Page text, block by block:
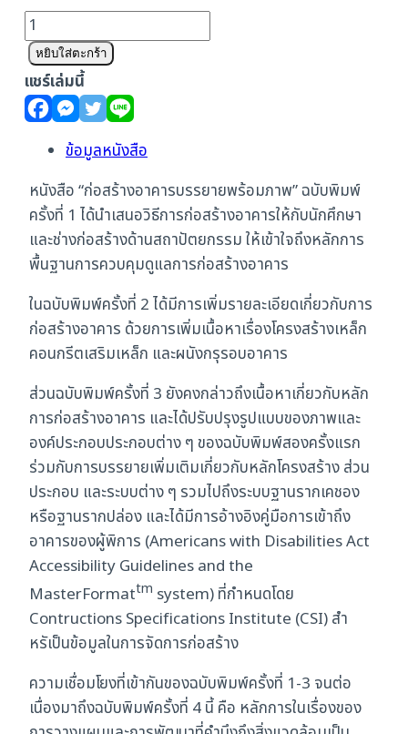
จำนวน
ก่อสร้าง
อาคาร
บรรยาย
พร้อม
ภาพ
หยิบใส่ตะกร้า
แชร์เล่มนี้
ข้อมูลหนังสือ
หนังสือ “ก่อสร้างอาคารบรรยายพร้อมภาพ” ฉบับพิมพ์
ครั้งที่ 1 ได้นำเสนอวิธีการก่อสร้างอาคารให้กับนักศึกษา
และช่างก่อสร้างด้านสถาปัตยกรรม ให้เข้าใจถึงหลักการ
พื้นฐานการควบคุมดูแลการก่อสร้างอาคาร
ในฉบับพิมพ์ครั้งที่ 2 ได้มีการเพิ่มรายละเอียดเกี่ยวกับการ
ก่อสร้างอาคาร ด้วยการเพิ่มเนื้อหาเรื่องโครงสร้างเหล็ก
คอนกรีตเสริมเหล็ก และผนังกรุรอบอาคาร
ส่วนฉบับพิมพ์ครั้งที่ 3 ยังคงกล่าวถึงเนื้อหาเกี่ยวกับหลัก
การก่อสร้างอาคาร และได้ปรับปรุงรูปแบบของภาพและ
องค์ประกอบประกอบต่าง ๆ ของฉบับพิมพ์สองครั้งแรก
ร่วมกับการบรรยายเพิ่มเติมเกี่ยวกับหลักโครงสร้าง ส่วน
ประกอบ และระบบต่าง ๆ รวมไปถึงระบบฐานรากเคชอง
หรือฐานรากปล่อง และได้มีการอ้างอิงคู่มือการเข้าถึง
อาคารของผู้พิการ (Americans with Disabilities Act
Accessibility Guidelines and the
MasterFormattm system) ที่กำหนดโดย
Contructions Specifications Institute (CSI) สำ
หรัเป็นข้อมูลในการจัดการก่อสร้าง
ความเชื่อมโยงที่เข้ากันของฉบับพิมพ์ครั้งที่ 1-3 จนต่อ
เนื่องมาถึงฉบับพิมพ์ครั้งที่ 4 นี้ คือ หลักการในเรื่องของ